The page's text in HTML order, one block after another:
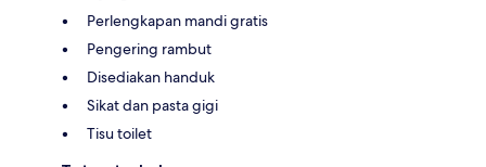
Perlengkapan mandi gratis
Pengering rambut
Disediakan handuk
Sikat dan pasta gigi
Tisu toilet